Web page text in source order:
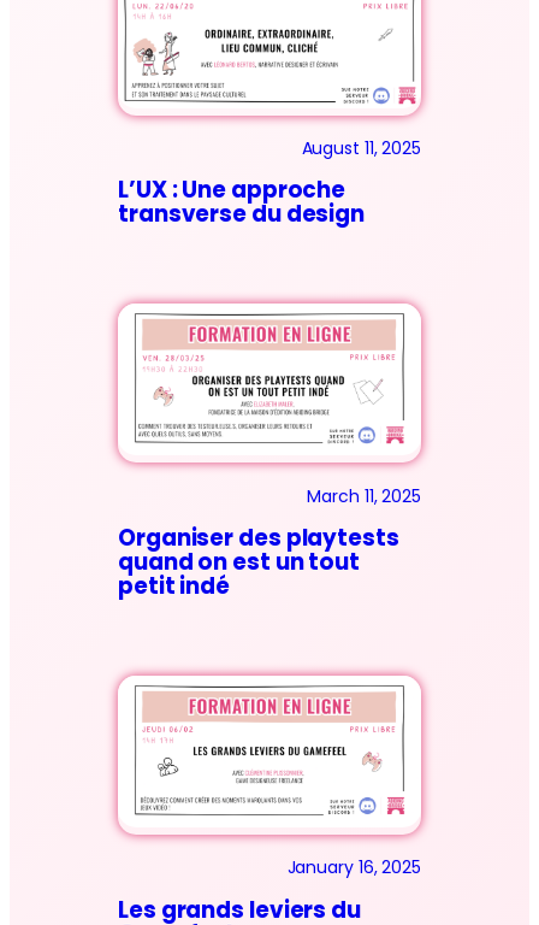
August 11, 2025
L’UX : Une approche
transverse du design
March 11, 2025
Organiser des playtests
quand on est un tout
petit indé
January 16, 2025
Les grands leviers du